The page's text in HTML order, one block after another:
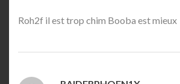
Roh2f il est trop chim Booba est mieux